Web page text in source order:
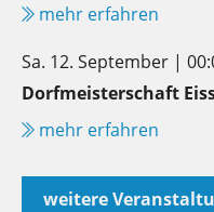
mehr erfahren
Sa. 12. September |
Dorfmeisterschaft
mehr erfahren
weitere